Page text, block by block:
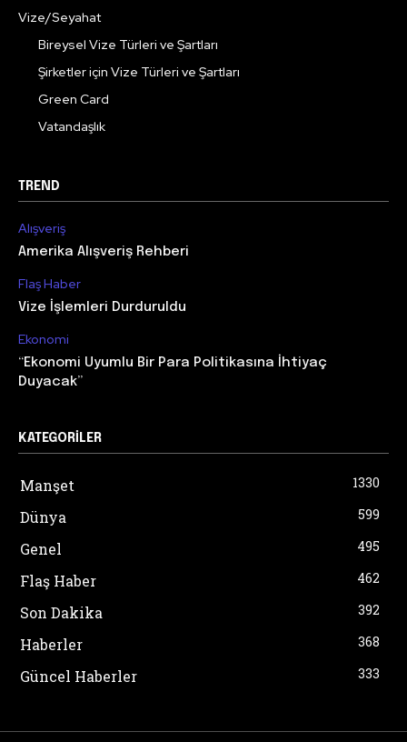
Vize/Seyahat
Bireysel Vize Türleri ve Şartları
Şirketler için Vize Türleri ve Şartları
Green Card
Vatandaşlık
TREND
Alışveriş
Amerika Alışveriş Rehberi
Flaş Haber
Vize İşlemleri Durduruldu
Ekonomi
“Ekonomi Uyumlu Bir Para Politikasına İhtiyaç
Duyacak”
KATEGORILER
Manşet 1330
Dünya 599
Genel 495
Flaş Haber 462
Son Dakika 392
Haberler 368
Güncel Haberler 333